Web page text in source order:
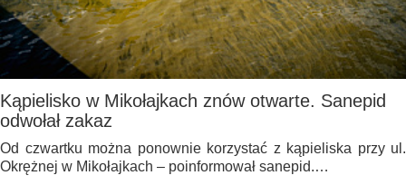
Kąpielisko w Mikołajkach znów otwarte. Sanepid
odwołał zakaz
Od czwartku można ponownie korzystać z kąpieliska przy ul.
Okrężnej w Mikołajkach – poinformował sanepid.…